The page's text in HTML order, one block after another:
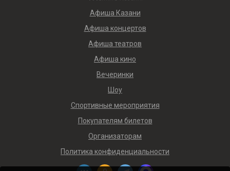
Афиша Казани
Афиша концертов
Афиша театров
Афиша кино
Вечеринки
Шоу
Спортивные мероприятия
Покупателям билетов
Организаторам
Политика конфиденциальности